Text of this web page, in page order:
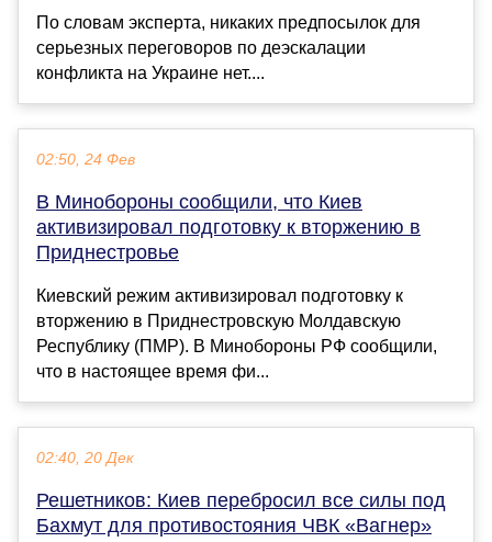
По словам эксперта, никаких предпосылок для
серьезных переговоров по деэскалации
конфликта на Украине нет....
02:50, 24 Фев
В Минобороны сообщили, что Киев
активизировал подготовку к вторжению в
Приднестровье
Киевский режим активизировал подготовку к
вторжению в Приднестровскую Молдавскую
Республику (ПМР). В Минобороны РФ сообщили,
что в настоящее время фи...
02:40, 20 Дек
Решетников: Киев перебросил все силы под
Бахмут для противостояния ЧВК «Вагнер»